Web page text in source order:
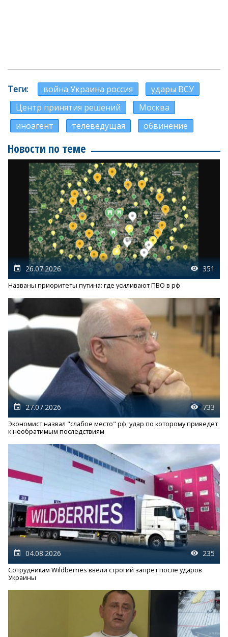
Теги война Украина россия
удары ВСУ
Центр принятия решений
Москва
иноагент
телеведущая обвинение
Новости по теме
26.07.2026 351
Названы приоритеты путина: где усиливают ПВО в рф
27.07.2026 733
Экономист назвал "слабое место" рф, удар по которому приведет
к необратимым последствиям
04.08.2026 235
Сотрудникам Wildberries ввели строгий запрет после ударов
Украины